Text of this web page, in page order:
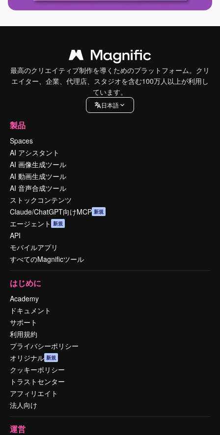
最高のクリエイティブ制作を導くためのプラットフォーム。クリ
エイター、企業、代理店、スタジオを含む100万人以上が利用し
ています。
日本語
製品
Spaces
AI アシスタント
AI 画像生成ツール
AI 動画生成ツール
AI 音声合成ツール
ストックコンテンツ
Claude/ChatGPT向けMCP 新規
エージェント 新規
API
モバイルアプリ
すべてのMagnificツール
はじめに
Academy
ドキュメント
サポート
利用規約
プライバシーポリシー
オリジナル 新規
クッキーポリシー
トラストセンター
アフィリエイト
法人向け
運営